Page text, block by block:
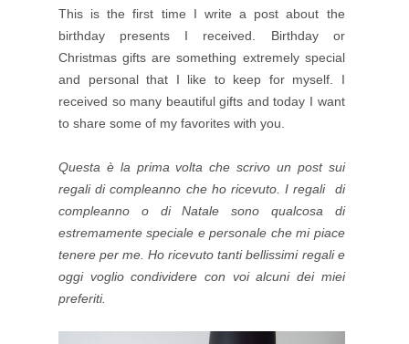
This is the first time I write a post about the
birthday presents I received. Birthday or
Christmas gifts are something extremely special
and personal that I like to keep for myself. I
received so many beautiful gifts and today I want
to share some of my favorites with you.
Questa è la prima volta che scrivo un post sui
regali di compleanno che ho ricevuto. I regali di
compleanno o di Natale sono qualcosa di
estremamente speciale e personale che mi piace
tenere per me. Ho ricevuto tanti bellissimi regali e
oggi voglio condividere con voi alcuni dei miei
preferiti.